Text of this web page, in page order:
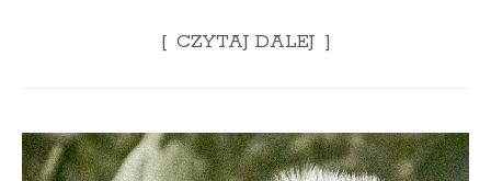
CZYTAJ DALEJ